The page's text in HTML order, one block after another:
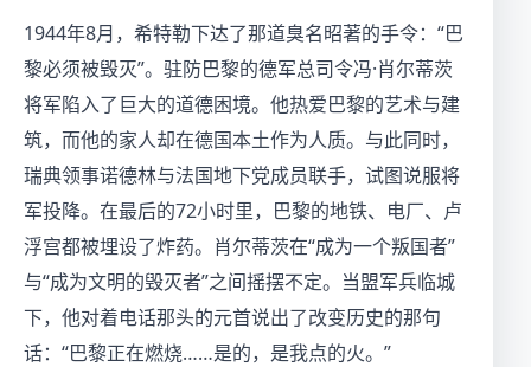
1944年8月，希特勒下达了那道臭名昭著的手令：“巴
黎必须被毁灭”。驻防巴黎的德军总司令冯·肖尔蒂茨
将军陷入了巨大的道德困境。他热爱巴黎的艺术与建
筑，而他的家人却在德国本土作为人质。与此同时，
瑞典领事诺德林与法国地下党成员联手，试图说服将
军投降。在最后的72小时里，巴黎的地铁、电厂、卢
浮宫都被埋设了炸药。肖尔蒂茨在“成为一个叛国者”
与“成为文明的毁灭者”之间摇摆不定。当盟军兵临城
下，他对着电话那头的元首说出了改变历史的那句
话：“巴黎正在燃烧……是的，是我点的火。”